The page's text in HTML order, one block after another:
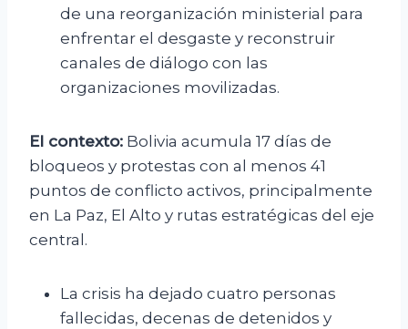
de una reorganización ministerial para
enfrentar el desgaste y reconstruir
canales de diálogo con las
organizaciones movilizadas.
El contexto: Bolivia acumula 17 días de
bloqueos y protestas con al menos 41
puntos de conflicto activos, principalmente
en La Paz, El Alto y rutas estratégicas del eje
central.
La crisis ha dejado cuatro personas
fallecidas, decenas de detenidos y